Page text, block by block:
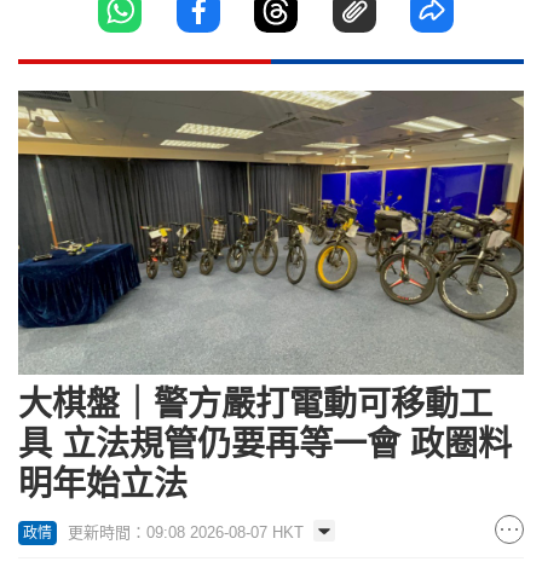
大棋盤｜警方嚴打電動可移動工
具 立法規管仍要再等一會 政圈料
明年始立法
政情 更新時間：09:08 2026-08-07 HKT